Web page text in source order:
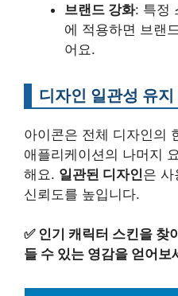
브랜드 강화: 특정
에 적용하면 브랜
어요.
디자인 일관성 유지
아이콘은 전체 디자인의
애플리케이션의 나머지
해요. 일관된 디자인은 사
신뢰도를 높입니다.
✅ 인기 캐릭터 스킨을 찾
들 수 있는 영감을 얻어보